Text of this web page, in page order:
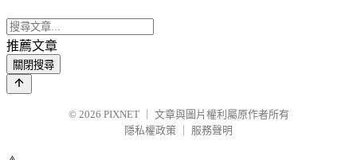
推薦文章
關閉搜尋
© 2026 PIXNET
文章與圖片權利屬原作者所有
隱私權政策
服務聲明